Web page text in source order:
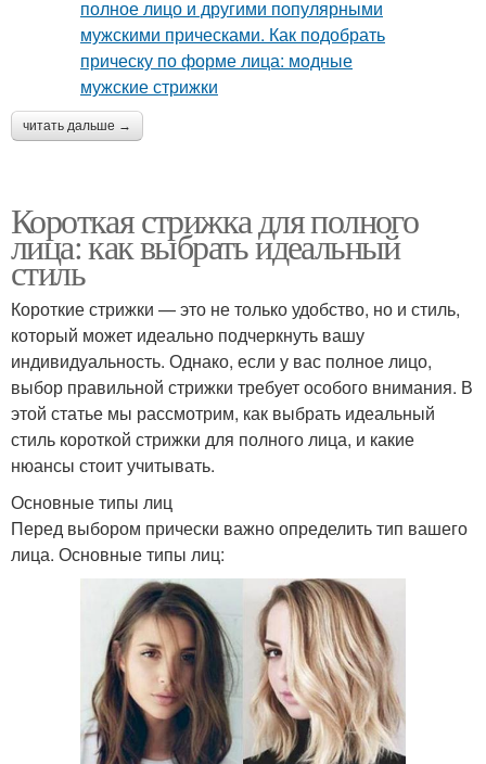
читать дальше →
Короткая стрижка для полного
лица: как выбрать идеальный
стиль
Короткие стрижки — это не только удобство, но и стиль,
который может идеально подчеркнуть вашу
индивидуальность. Однако, если у вас полное лицо,
выбор правильной стрижки требует особого внимания. В
этой статье мы рассмотрим, как выбрать идеальный
стиль короткой стрижки для полного лица, и какие
нюансы стоит учитывать.
Основные типы лиц
Перед выбором прически важно определить тип вашего
лица. Основные типы лиц: